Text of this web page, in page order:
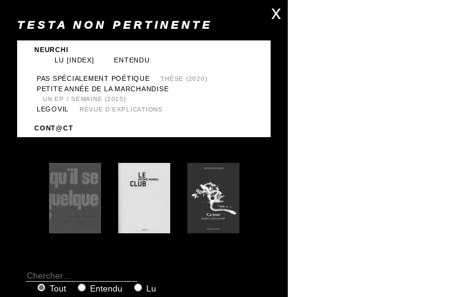
x
TESTA NON PERTINENTE
NEURCHI
LU [INDEX] ENTENDU
PAS SPÉCIALEMENT POÉTIQUE THÈSE (2020)
PETITE ANNÉE DE LA MARCHANDISE
UN EP / SEMAINE (2015)
LEGOVIL REVUE D’EXPLICATIONS
CONT@CT
Tout Entendu Lu